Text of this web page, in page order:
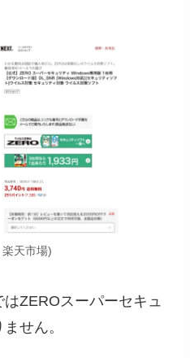
天市場)
ZEROスーパーセキュ
せん。